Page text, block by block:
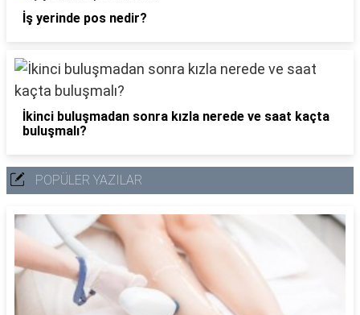
İş yerinde pos nedir?
İkinci buluşmadan sonra kızla nerede ve saat kaçta
buluşmalı?
POPÜLER YAZILAR